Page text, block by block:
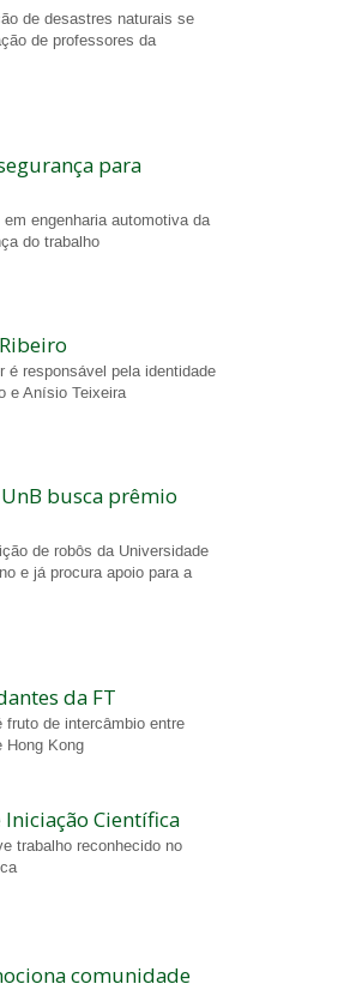
de desastres naturais se
de professores da
para
engenharia automotiva da
do trabalho
é responsável pela identidade
e Anísio Teixeira
busca prêmio
de robôs da Universidade
e já procura apoio para a
da FT
fruto de intercâmbio entre
Hong Kong
Científica
trabalho reconhecido no
comunidade